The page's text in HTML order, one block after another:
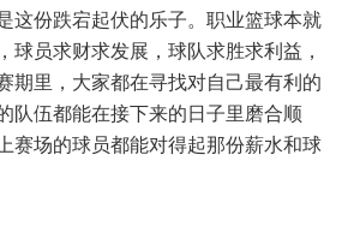
这份跌宕起伏的乐子。职业篮球本就
球员求财求发展，球队求胜求利益，
期里，大家都在寻找对自己最有利的
队伍都能在接下来的日子里磨合顺
赛场的球员都能对得起那份薪水和球